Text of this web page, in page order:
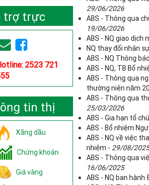
trợ trực
2523 721
tin thị
Xăng dầu
Chứng khoán
Giá vàng
29/06/2026
ABS - Thông qua
19/06/2026
ABS - NQ giao dịch
NQ thay đổi nhân
ABS - NQ Thông
ABS - NQ, TB Bổ
ABS - Thông qua
thường niên năm
ABS - Thông qua
25/03/2026
ABS - Gia hạn tổ
ABS - Bổ nhiệm
ABS - NQ về việc
nhiệm - 29/08/2025
ABS - Thông qua
16/06/2025
ABS - NQ ban